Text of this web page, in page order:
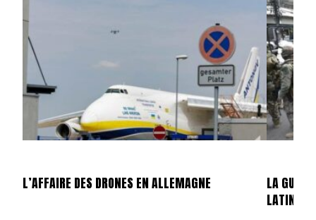
L’AFFAIRE DES DRONES EN ALLEMAGNE
LA
LATINE